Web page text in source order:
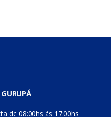
de 08:00hs às 17:00hs